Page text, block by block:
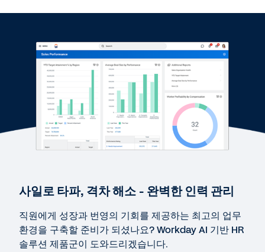
2:19
웹 페이지
Target과 Workday
리포트
품군 가트너® 매직 쿼드런트™
웹 페이지
CHRO 팀의 과제: 디지털 가속화를 위한 HR 트랜스포메
사일로 타파, 격차 해소 - 완벽한 인력 관리
직원에게 성장과 번영의 기회를 제공하는 최고의 업무
환경을 구축할 준비가 되셨나요? Workday AI 기반 HR
솔루션 제품군이 도와드리겠습니다.